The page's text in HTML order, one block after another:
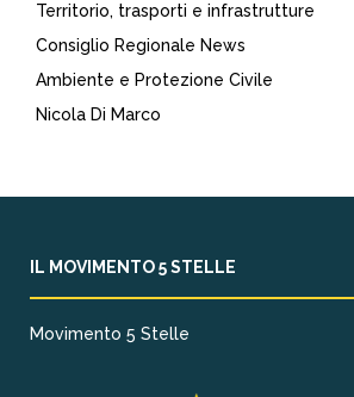
Territorio, trasporti e infrastrutture
Consiglio Regionale News
Ambiente e Protezione Civile
Nicola Di Marco
IL MOVIMENTO 5 STELLE
Movimento 5 Stelle